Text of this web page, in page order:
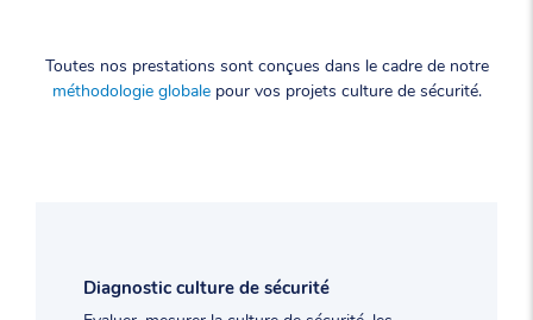
Toutes nos prestations sont conçues dans le cadre de notre
méthodologie globalepour vos projets culture de sécurité.
Diagnostic culture de sécurité